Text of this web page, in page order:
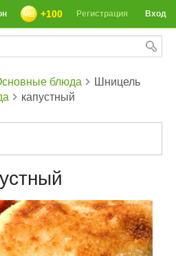
Вход
Регистрация
+100
блюда
Шницель
капустный